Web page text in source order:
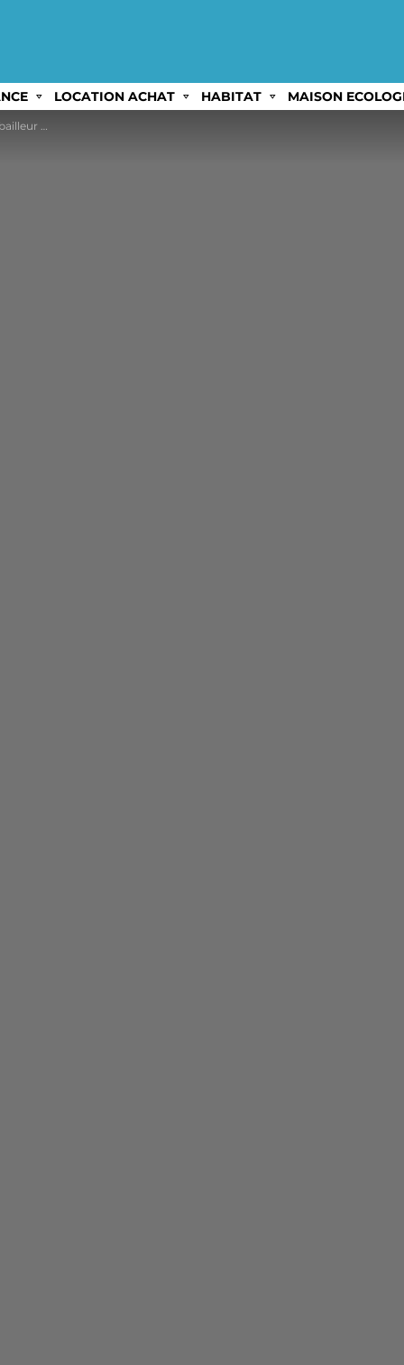
LOCATION ACHAT HABITAT MAISON
savoir !